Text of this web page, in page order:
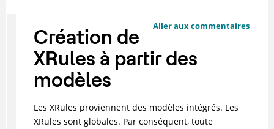
Aller aux commentaires
Création de
XRules à partir des
modèles
Les XRules proviennent des modèles intégrés. Les
XRules sont globales. Par conséquent, toute